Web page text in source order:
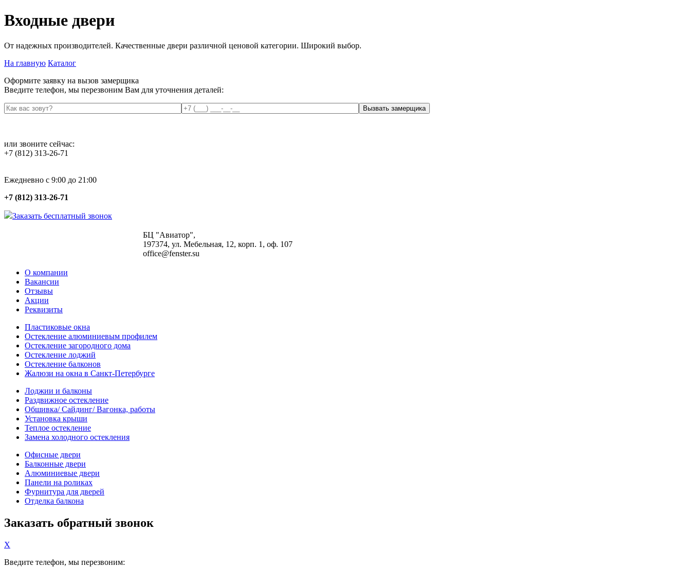
Входные двери
От надежных производителей. Качественные двери различной ценовой категории. Широкий выбор.
На главную Каталог
Оформите заявку на вызов замерщика
Введите телефон, мы перезвоним Вам для уточнения деталей:
или звоните сейчас:
+7 (812) 313-26-71
Ежедневно с 9:00 до 21:00
+7 (812) 313-26-71
Заказать бесплатный звонок
БЦ "Авиатор",
197374, ул. Мебельная, 12, корп. 1, оф. 107
office@fenster.su
О компании
Вакансии
Отзывы
Акции
Реквизиты
Пластиковые окна
Остекление алюминиевым профилем
Остекление загородного дома
Остекление лоджий
Остекление балконов
Жалюзи на окна в Санкт-Петербурге
Лоджии и балконы
Раздвижное остекление
Обшивка/ Сайдинг/ Вагонка, работы
Установка крыши
Теплое остекление
Замена холодного остекления
Офисные двери
Балконные двери
Алюминиевые двери
Панели на роликах
Фурнитура для дверей
Отделка балкона
Заказать обратный звонок
X
Введите телефон, мы перезвоним: